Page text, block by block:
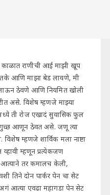
काळात राणीची आई माझी खूप
आणि माझा बेड लावणे, मी
ठेवणे आणि नियमित खोली
असे. विशेष म्हणजे माझ्या
ती रोज एखादं सुवासिक फुल
आणून ठेवत असे. जणू त्या
म्हणजे शार्विक मला नाष्टा
म्हणून प्रत्येकजण
तर कमालच केली,
तिने दोन पार्कर पेन चा सेट
आत्या एवढा महागडा पेन सेट